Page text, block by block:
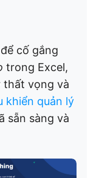
cố gắng
trong Excel,
thất vọng và
khiển quản lý
sẵn sàng và